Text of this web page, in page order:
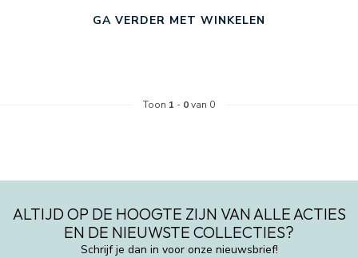
GA VERDER MET WINKELEN
Toon 1 - 0van 0
ALTIJD OP DE HOOGTE ZIJN VAN ALLE ACTIES
EN DE NIEUWSTE COLLECTIES?
Schrijf je dan in voor onze nieuwsbrief!